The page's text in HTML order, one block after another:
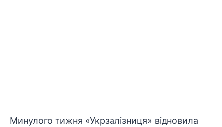
Минулого тижня «Укрзалізниця» відновила